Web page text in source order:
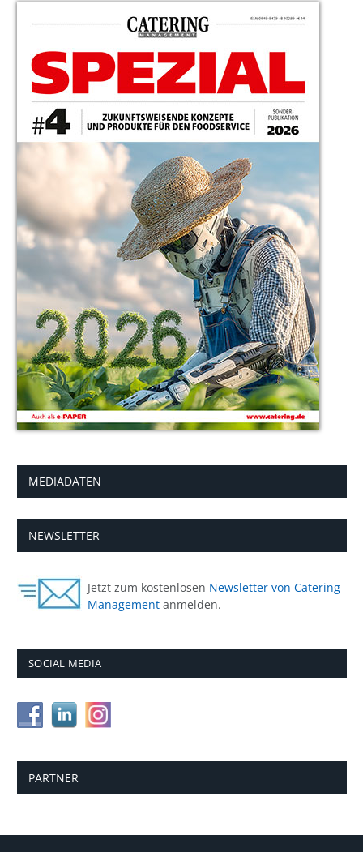
MEDIADATEN
NEWSLETTER
Jetzt zum kostenlosen Newsletter von Catering
Management anmelden.
SOCIAL MEDIA
PARTNER